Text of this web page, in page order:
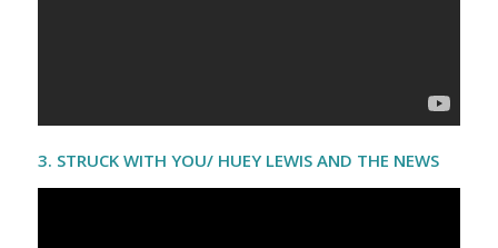
3. STRUCK WITH YOU/ HUEY LEWIS AND THE NEWS